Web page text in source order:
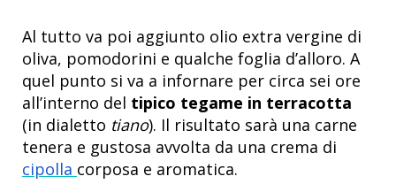
Al tutto va poi aggiunto olio extra vergine di
oliva, pomodorini e qualche foglia d’alloro. A
quel punto si va a infornare per circa sei ore
all’interno del tipico tegame in terracotta
(in dialetto tiano). Il risultato sarà una carne
tenera e gustosa avvolta da una crema di
cipolla corposa e aromatica.